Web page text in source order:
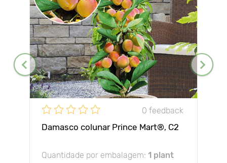
0 feedback
Damasco colunar Prince Mart®, C2
Quantidade por embalagem: 1 plant